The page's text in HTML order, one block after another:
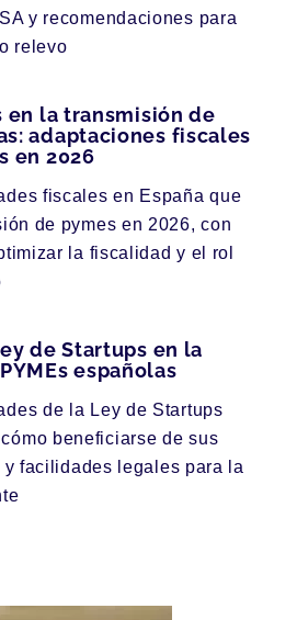
y recomendaciones para
relevo
en la transmisión de
adaptaciones fiscales
en 2026
fiscales en España que
de pymes en 2026, con
la fiscalidad y el rol
de Startups en la
españolas
de la Ley de Startups
beneficiarse de sus
facilidades legales para la